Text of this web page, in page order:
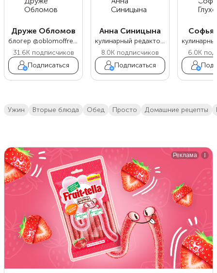
Друже Обломов
блогер @oblomoffrecipe
31.6Kподписчиков
Подписаться
Анна Синицына
кулинарный редактор Food.ru
8.0K подписчиков
Подписаться
Софья
6.0K
ужин вторые блюда обед просто домашние рецепты